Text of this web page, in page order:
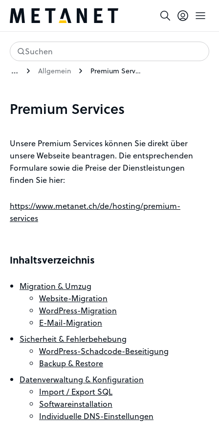
Suchen
Allgemein Premium Services
Premium Services
Unsere Premium Services können Sie direkt über
unsere Webseite beantragen. Die entsprechenden
Formulare sowie die Preise der Dienstleistungen
finden Sie hier:
https://www.metanet.ch/de/hosting/premium-
services
Inhaltsverzeichnis
Migration & Umzug
Website-Migration
WordPress-Migration
E-Mail-Migration
Sicherheit & Fehlerbehebung
WordPress-Schadcode-Beseitigung
Backup & Restore
Datenverwaltung & Konfiguration
Import / Export SQL
Softwareinstallation
Individuelle DNS-Einstellungen